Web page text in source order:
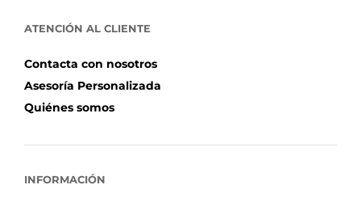
ATENCIÓN AL CLIENTE
Contacta con nosotros
Asesoría Personalizada
Quiénes somos
INFORMACIÓN